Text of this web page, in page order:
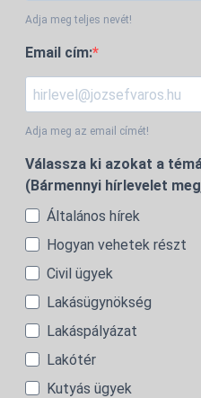
Adja meg teljes nevét!
Email cím:
Adja meg az email címét!
Válassza ki azokat a
(Bármennyi hírlevelet
Általános hírek
Hogyan vehetek részt
Civil ügyek
Lakásügynökség
Lakáspályázat
Lakótér
Kutyás ügyek